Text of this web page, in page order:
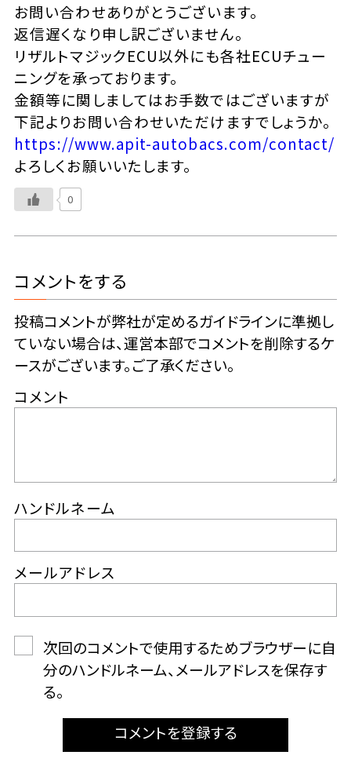
お問い合わせありがとうございます。
返信遅くなり申し訳ございません。
リザルトマジックECU以外にも各社ECUチュー
ニングを承っております。
金額等に関しましてはお手数ではございますが
下記よりお問い合わせいただけますでしょうか。
https://www.apit-autobacs.com/contact/
よろしくお願いいたします。
0
コメントをする
投稿コメントが弊社が定めるガイドラインに準拠し
ていない場合は、運営本部でコメントを削除するケ
ースがございます。ご了承ください。
コメント
ハンドルネーム
メールアドレス
次回のコメントで使用するためブラウザーに自
分のハンドルネーム、メールアドレスを保存す
る。
コメントを登録する